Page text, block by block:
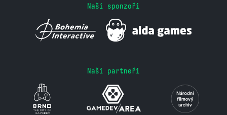
Naši sponzoři
Naši partneři